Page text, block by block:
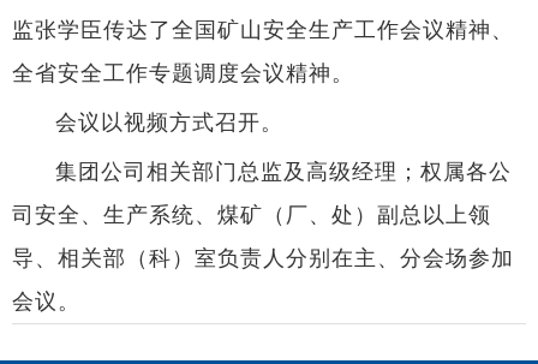
监张学臣传达了全国矿山安全生产工作会议精神、
全省安全工作专题调度会议精神。
会议以视频方式召开。
集团公司相关部门总监及高级经理；权属各公
司安全、生产系统、煤矿（厂、处）副总以上领
导、相关部（科）室负责人分别在主、分会场参加
会议。